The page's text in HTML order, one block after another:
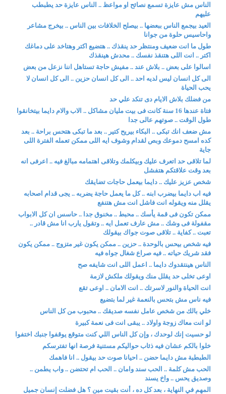
الناس مش عايزة تسمع نصائح او مواعظ .. الناس عايزة حد يطبطب
عليهم
العيد بيجمع الناس ببعضها .. بيصلح الخلافات بين الناس .. بيخرج مشاعر
واحاسيس حلوة من جوانا
طول ما انت ضعيف ومنتظر حد ينقذك .. هتضيع اكتر وهتاخد على دماغك
اكتر .. انت اللى هتنقذ نفسك .. محدش هينقذك
اسالوا على بعض .. بلاش عند .. مفيش حاجة تستاهل اننا نزعل من بعض
الى كل انسان ليس لديه احد .. الى كل انسان حزين .. الى كل انسان لا
يحب الحياة
من فضلك بلاش الايام دى تنكد علي حد
فتاة عندها 16 سنة كانت فى بيت مليان مشاكل .. الاب والام دايما بيتخانقوا
طول الوقت .. صوتهم عالى جدا
مش ضعف انك تبكى .. البكاء بيريح كتير .. بعد ما تبكى هتحس براحة .. بعد
كده امسح دموعك وبص لقدام وشوف ايه اللى ممكن تعمله الفترة اللى
جاية
لما تلاقى حد اتعرف عليك وبيكلمك وتلاقى اهتمامه مبالغ فيه .. اعرفى انه
بعد وقت علاقتكم هتفشل
شخص عزيز عليك .. دايما بيعمل حاجات تضايقك
فيه اب دايما بيضرب ابنه .. كل ما يعمل حاجة يضربه .. يجى قدام اصحابه
يقلل منه ويقوله انت فاشل انت مش هتنفع
ممكن تكون فى قمة يأسك .. محبط .. مخنوق جدا .. حاسس ان كل الابواب
مقفولة فى وشك .. مش عارف تعمل ايه .. وتقول يارب انا مش قادر ..
تعبت .. كفاية .. تلاقى صوت جواك بيقولك
فيه شخص بيحس بالوحدة .. حزين .. ممكن يكون غير متزوج .. ممكن يكون
فقد شريك حياته .. فيه صراع شغال جواه فيه
الناس هينتقدوك دايما .. اعمل اللى انت شايفه صح
اوعى تخلى حد يقلل منك ويقولك ملكش لازمة
انت الحياة والنور لاسرتك .. انت الامان .. اوعى تقع
فيه ناس مش بتحس بالنعمة غير لما بتضيع
خلي بالك من شخص عامل نفسه صديقك .. محبوب من كل الناس
لو انت معاك زوجة واولاد .. يبقى انت فى نعمة كبيرة
لو حسيت إنك لوحدك ، وإن كل الناس اللي كنت متوقع يوقفوا جنبك اختفوا
خلوا بالكم عشان فيه ذئاب حواليكم مستنية فرصة انها تفترسكم
الطبطبة مش دايما حضن .. احيانا صوت حد بيقول .. انا فاهمك
الحب مش كلمة .. الحب سند وامان .. الحب ام تحتضن .. واب يطمن ..
وصديق يحس .. واخ يسند
المهم في النهاية ، بعد كل ده ، أنت بقيت مين ؟ هل فضلت إنسان جميل